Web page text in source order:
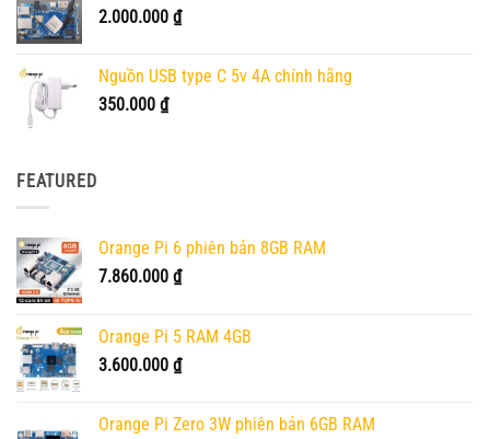
2.000.000 ₫
Nguồn USB type C 5v 4A chính hãng
350.000 ₫
FEATURED
Orange Pi 6 phiên bản 8GB RAM
7.860.000 ₫
Orange Pi 5 RAM 4GB
3.600.000 ₫
Orange Pi Zero 3W phiên bản 6GB RAM